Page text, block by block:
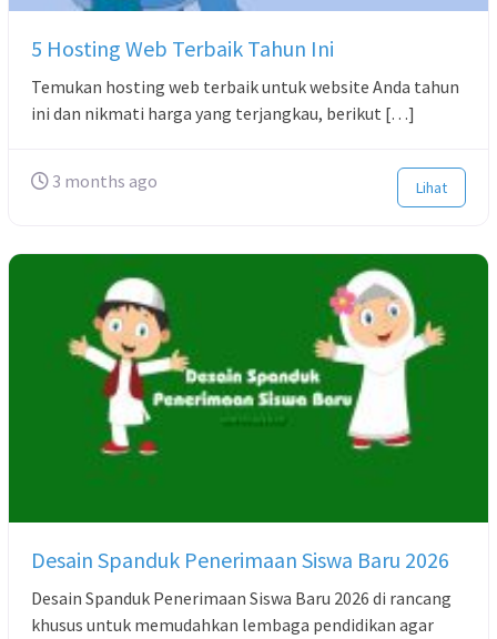
5 Hosting Web Terbaik Tahun Ini
Temukan hosting web terbaik untuk website Anda tahun
ini dan nikmati harga yang terjangkau, berikut […]
3 months ago Lihat
Desain Spanduk Penerimaan Siswa Baru 2026
Desain Spanduk Penerimaan Siswa Baru 2026 di rancang
khusus untuk memudahkan lembaga pendidikan agar